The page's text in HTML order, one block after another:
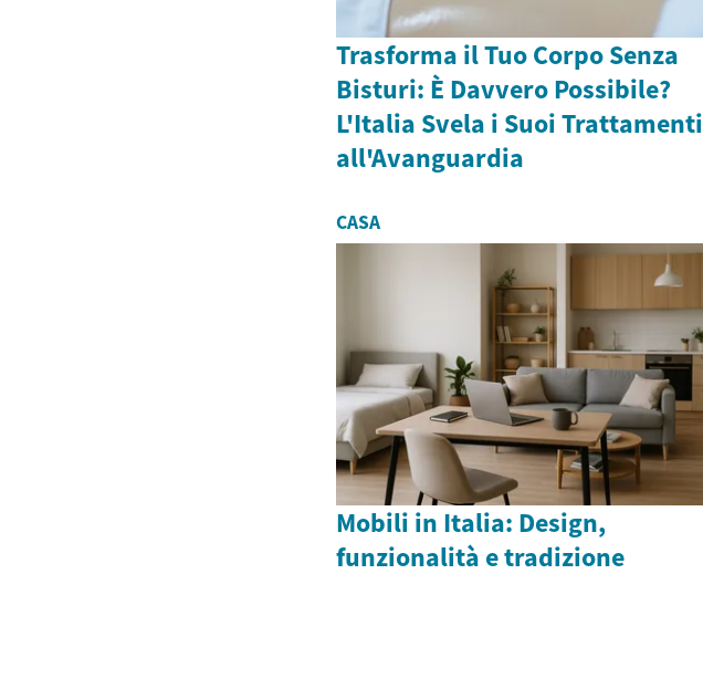
Trasforma il Tuo Corpo Senza
Bisturi: È Davvero Possibile?
L'Italia Svela i Suoi Trattamenti
all'Avanguardia
CASA
Mobili in Italia: Design,
funzionalità e tradizione